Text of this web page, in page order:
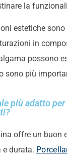
la
estetiche
in
possono
sono più
più adatto
offre un buon
e durata.